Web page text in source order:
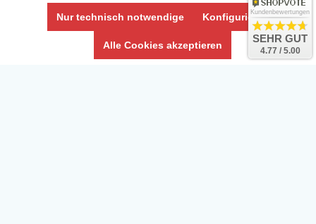
Impressum
Umwelt und Entsorgung
Vertrag widerrufen
Nur technisch notwendige Konfigurieren
Alle Cookies akzeptieren
Kundenbewertungen
SEHR GUT
4.77 / 5.00